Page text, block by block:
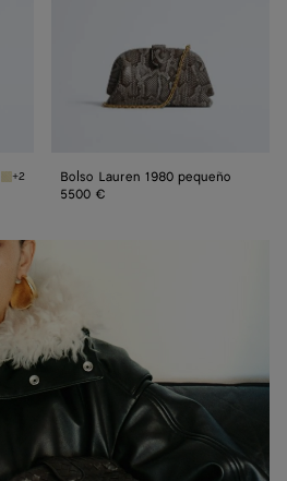
Sour Bolso Lauren 1980 pequeño
+2
Bolso Lauren 1980 pequeño
5500 €